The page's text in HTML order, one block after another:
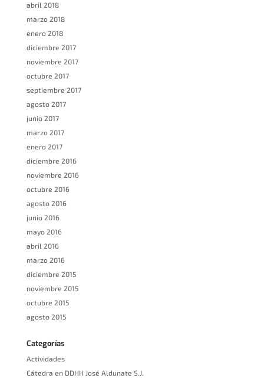
abril 2018
marzo 2018
enero 2018
diciembre 2017
noviembre 2017
octubre 2017
septiembre 2017
agosto 2017
junio 2017
marzo 2017
enero 2017
diciembre 2016
noviembre 2016
octubre 2016
agosto 2016
junio 2016
mayo 2016
abril 2016
marzo 2016
diciembre 2015
noviembre 2015
octubre 2015
agosto 2015
Categorías
Actividades
Cátedra en DDHH José Aldunate S.J.